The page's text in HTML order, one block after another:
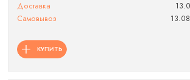
Доставка
Самовывоз
КУПИТЬ